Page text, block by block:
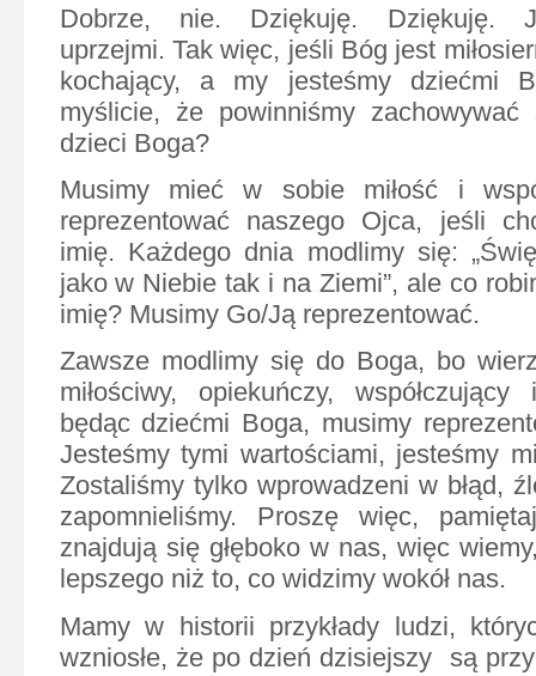
Dobrze, nie. Dziękuję. Dziękuję.
uprzejmi. Tak więc, jeśli Bóg jest
kochający, a my jesteśmy dziećmi
myślicie, że powinniśmy
dzieci Boga?
Musimy mieć w sobie miłość i
reprezentować naszego Ojca, jeśli
imię. Każdego dnia modlimy się:
jako w Niebie tak i na Ziemi”, ale co
imię? Musimy Go/Ją reprezentować.
Zawsze modlimy się do Boga, bo
miłościwy, opiekuńczy,
będąc dziećmi Boga, musimy
Jesteśmy tymi wartościami, jesteśmy
Zostaliśmy tylko wprowadzeni w błąd,
zapomnieliśmy. Proszę więc,
znajdują się głęboko w nas, więc
lepszego niż to, co widzimy wokół nas.
Mamy w historii przykłady ludzi,
wzniosłe, że po dzień dzisiejszy są